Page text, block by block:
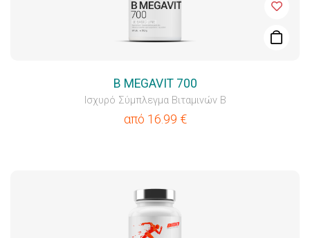
B MEGAVIT 700
Ισχυρό Σύμπλεγμα Βιταμινών B
από 16.99 €